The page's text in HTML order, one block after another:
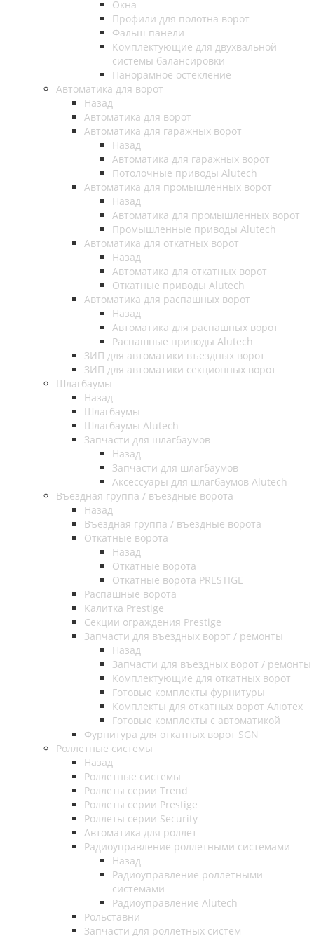
Окна
Профили для полотна ворот
Фальш-панели
Комплектующие для двухвальной
системы балансировки
Панорамное остекление
Автоматика для ворот
Назад
Автоматика для ворот
Автоматика для гаражных ворот
Назад
Автоматика для гаражных ворот
Потолочные приводы Alutech
Автоматика для промышленных ворот
Назад
Автоматика для промышленных ворот
Промышленные приводы Alutech
Автоматика для откатных ворот
Назад
Автоматика для откатных ворот
Откатные приводы Alutech
Автоматика для распашных ворот
Назад
Автоматика для распашных ворот
Распашные приводы Alutech
ЗИП для автоматики въездных ворот
ЗИП для автоматики секционных ворот
Шлагбаумы
Назад
Шлагбаумы
Шлагбаумы Alutech
Запчасти для шлагбаумов
Назад
Запчасти для шлагбаумов
Аксессуары для шлагбаумов Alutech
Въездная группа / въездные ворота
Назад
Въездная группа / въездные ворота
Откатные ворота
Назад
Откатные ворота
Откатные ворота PRESTIGE
Распашные ворота
Калитка Prestige
Секции ограждения Prestige
Запчасти для въездных ворот / ремонты
Назад
Запчасти для въездных ворот / ремонты
Комплектующие для откатных ворот
Готовые комплекты фурнитуры
Комплекты для откатных ворот Алютех
Готовые комплекты с автоматикой
Фурнитура для откатных ворот SGN
Роллетные системы
Назад
Роллетные системы
Роллеты серии Trend
Роллеты серии Prestige
Роллеты серии Security
Автоматика для роллет
Радиоуправление роллетными системами
Назад
Радиоуправление роллетными
системами
Радиоуправление Alutech
Рольставни
Запчасти для роллетных систем